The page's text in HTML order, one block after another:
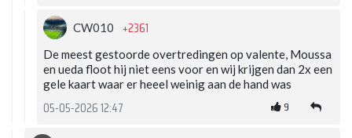
CW010 +2361
De meest gestoorde overtredingen op valente, Moussa
en ueda floot hij niet eens voor en wij krijgen dan 2x een
gele kaart waar er heeel weinig aan de hand was
05-05-2026 12:47 9